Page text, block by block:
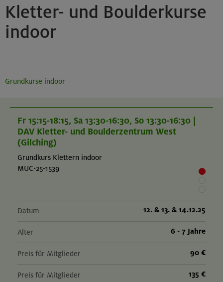
Kletter- und Boulderkurse
indoor
Grundkurse indoor
Fr 15:15-18:15, Sa 13:30-16:30, So 13:30-16:30 |
DAV Kletter- und Boulderzentrum West
(Gilching)
Grundkurs Klettern indoor
MUC-25-1539
Datum 12. & 13. & 14.12.25
Alter 6 - 7 Jahre
Preis für Mitglieder 90 €
Preis für Mitglieder
135 €